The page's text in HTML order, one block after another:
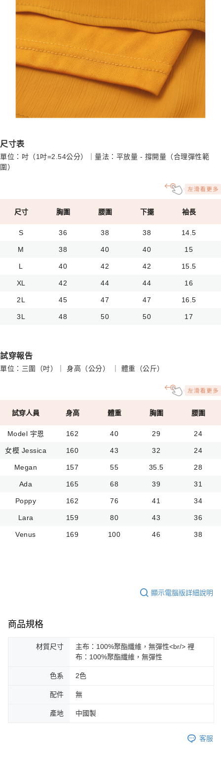
尺寸表
單位：吋（1吋=2.54公分）｜量法：平放量 - 撐開量（合理彈性範
圍）
尺寸 胸圍 腰圍 下擺 袖長
S 36 38 38 14.5
M 38 40 40 15
L 40 42 42 15.5
XL 42 44 44 16
2L 45 47 47 16.5
3L 48 50 50 17
試穿報告
單位：三圍（吋）｜ 身高（公分） ｜ 體重（公斤）
試穿人員 身高 體重 胸圍 腰圍
Model 宇恩 162 40 29 24
女模 Jessica 160 43 32 24
Megan 157 55 35.5 28
Ada 165 68 39 31
Poppy 162 76 41 34
Lara 159 80 43 36
Venus 169 100 46 38
顯示電腦版詳細說明
商品規格
材質尺寸
主布：100%聚酯纖維，無彈性<br/> 裡
布：100%聚酯纖維，無彈性
色系 2色
配件 無
產地 中國製
客服